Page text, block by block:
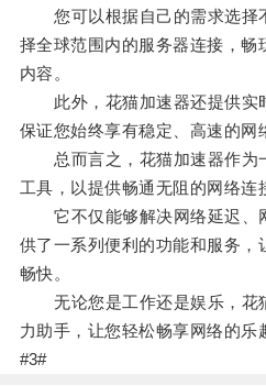
您可以根据自己的需求选择
择全球范围内的服务器连接，畅
内容。
此外，花猫加速器还提供实
保证您始终享有稳定、高速的网
总而言之，花猫加速器作为
工具，以提供畅通无阻的网络连
它不仅能够解决网络延迟、
供了一系列便利的功能和服务，
畅快。
无论您是工作还是娱乐，花
力助手，让您轻松畅享网络的乐
#3#